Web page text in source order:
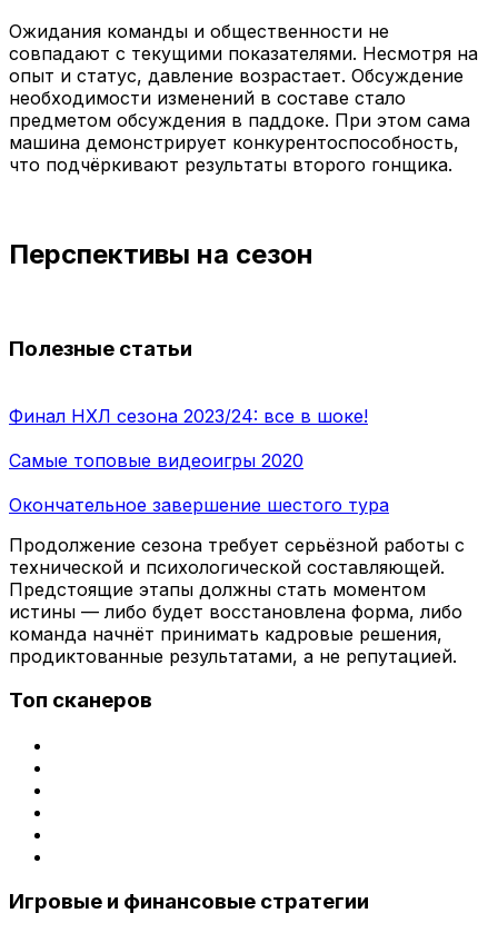
Ожидания команды и общественности не
совпадают с текущими показателями. Несмотря на
опыт и статус, давление возрастает. Обсуждение
необходимости изменений в составе стало
предметом обсуждения в паддоке. При этом сама
машина демонстрирует конкурентоспособность,
что подчёркивают результаты второго гонщика.
Перспективы на сезон
Полезные статьи
Финал НХЛ сезона 2023/24: все в шоке!
Самые топовые видеоигры 2020
Окончательное завершение шестого тура
Продолжение сезона требует серьёзной работы с
технической и психологической составляющей.
Предстоящие этапы должны стать моментом
истины — либо будет восстановлена форма, либо
команда начнёт принимать кадровые решения,
продиктованные результатами, а не репутацией.
Топ сканеров
Игровые и финансовые стратегии